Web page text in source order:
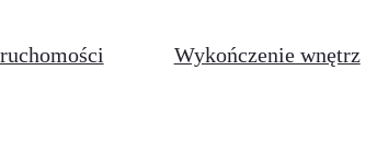
Wykończenie wnętrz